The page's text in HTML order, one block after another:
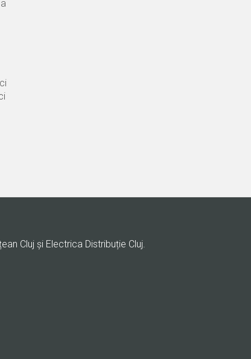
Cluj și Electrica Distribuție Cluj.